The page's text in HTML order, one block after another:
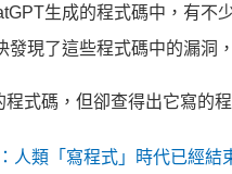
生成的程式碼中，有不
現了這些程式碼中的漏洞
式碼，但卻查得出它寫的
人類「寫程式」時代已經結